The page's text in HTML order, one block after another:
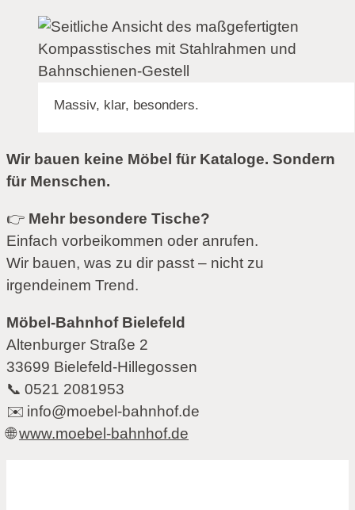
Massiv, klar, besonders.
Wir bauen keine Möbel für Kataloge. Sondern
für Menschen.
👉 Mehr besondere Tische?
Einfach vorbeikommen oder anrufen.
Wir bauen, was zu dir passt – nicht zu
irgendeinem Trend.
Möbel-Bahnhof Bielefeld
Altenburger Straße 2
33699 Bielefeld-Hillegossen
📞 0521 2081953
✉️ info@moebel-bahnhof.de
🌐www.moebel-bahnhof.de